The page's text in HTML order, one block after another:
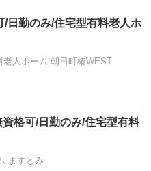
/日勤のみ/住宅型有料老人ホ
人ホーム 朝日町椿WEST
資格可/日勤のみ/住宅型有料
ますとみ